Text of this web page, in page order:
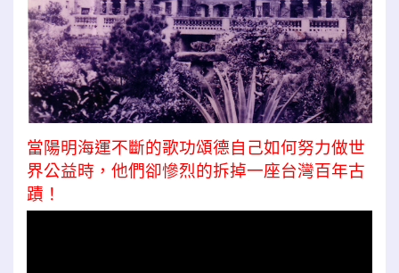
當陽明海運不斷的歌功頌德自己如何努力做世
界公益時，他們卻慘烈的拆掉一座台灣百年古
蹟！